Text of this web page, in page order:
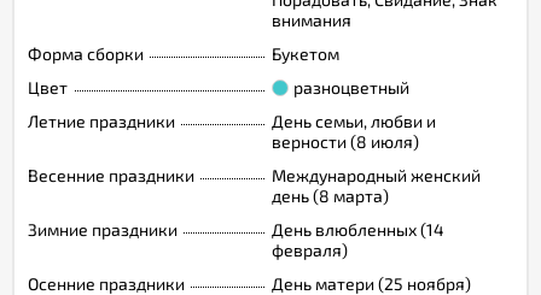
внимания
Форма сборки
Букетом
Цвет
разноцветный
Летние праздники
День семьи, любви и
верности (8 июля)
Весенние праздники
Международный женский
день (8 марта)
Зимние праздники
День влюбленных (14
февраля)
Осенние праздники
День матери (25 ноября)